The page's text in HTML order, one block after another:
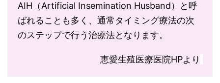
AIH（Artificial Insemination Husband）と呼
ばれることも多く、通常タイミング療法の次
のステップで行う治療法となります。
恵愛生殖医療医院HPより